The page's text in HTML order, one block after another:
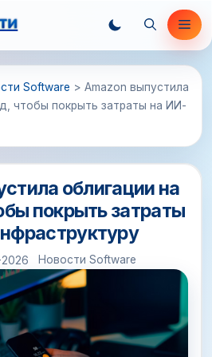
Software > Amazon выпустила
чтобы покрыть затраты на ИИ-
облигации на
покрыть затраты
2026 Новости Software